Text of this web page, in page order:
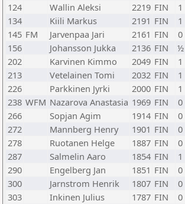
124
Wallin Aleksi 2219 FIN 1
134
Kiili Markus 2191 FIN 1
145 FM Jarvenpaa Jari 2161 FIN 0
156
Johansson Jukka 2136 FIN ½
202
Karvinen Kimmo 2049 FIN 1
213
Vetelainen Tomi 2032 FIN 1
226
Parkkinen Jyrki 2000 FIN 1
238 WFM Nazarova Anastasia 1969 FIN 0
266
Sopjan Agim 1914 FIN 0
272
Mannberg Henry 1901 FIN 0
278
Ruotanen Helge 1887 FIN 0
287
Salmelin Aaro 1854 FIN 1
290
Engelberg Jan 1851 FIN 0
300
Jarnstrom Henrik 1807 FIN 0
303
Inkinen Julius 1787 FIN 0